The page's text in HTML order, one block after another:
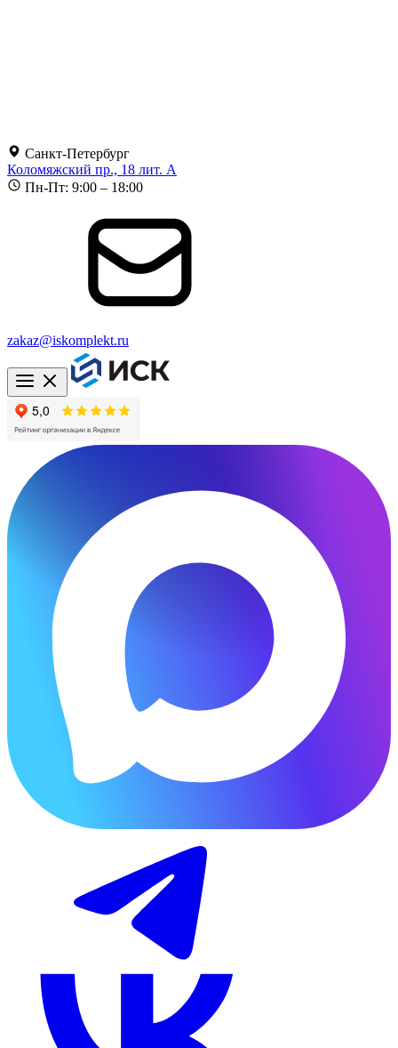
Санкт-Петербург
Коломяжский пр., 18 лит. А
Пн-Пт: 9:00 – 18:00
zakaz@iskomplekt.ru